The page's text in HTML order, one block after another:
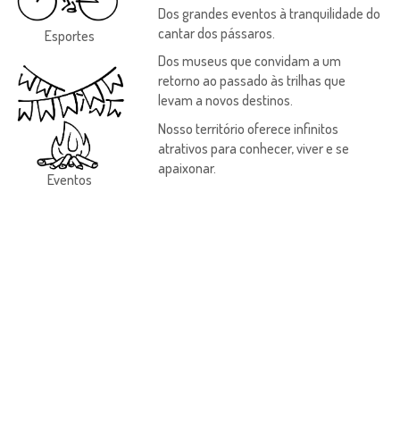
Esportes
Eventos
Dos grandes eventos à tranquilidade do
cantar dos pássaros.
Dos museus que convidam a um
retorno ao passado às trilhas que
levam a novos destinos.
Nosso território oferece infinitos
atrativos para conhecer, viver e se
apaixonar.